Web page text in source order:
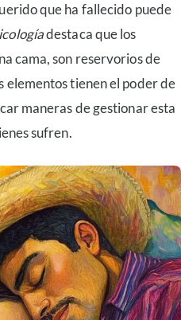
que ha fallecido puede
destaca que los
cama, son reservorios de
elementos tienen el poder de
maneras de gestionar esta
sufren.